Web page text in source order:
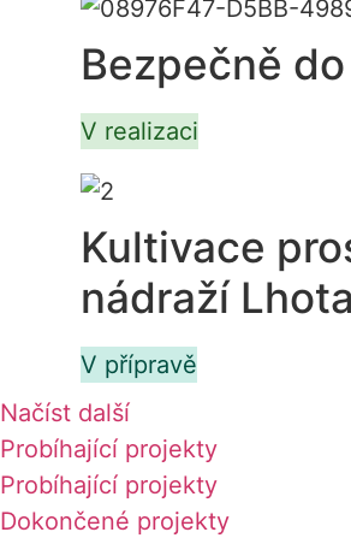
Bezpečně
V realizaci
Kultivace
nádraží
V přípravě
Načíst další
Probíhající projekty
Probíhající projekty
Dokončené projekty